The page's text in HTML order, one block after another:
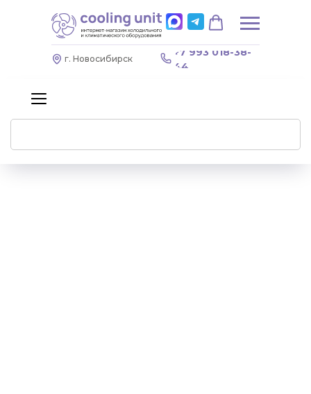
+7 993 018-38-
44
г. Новосибирск